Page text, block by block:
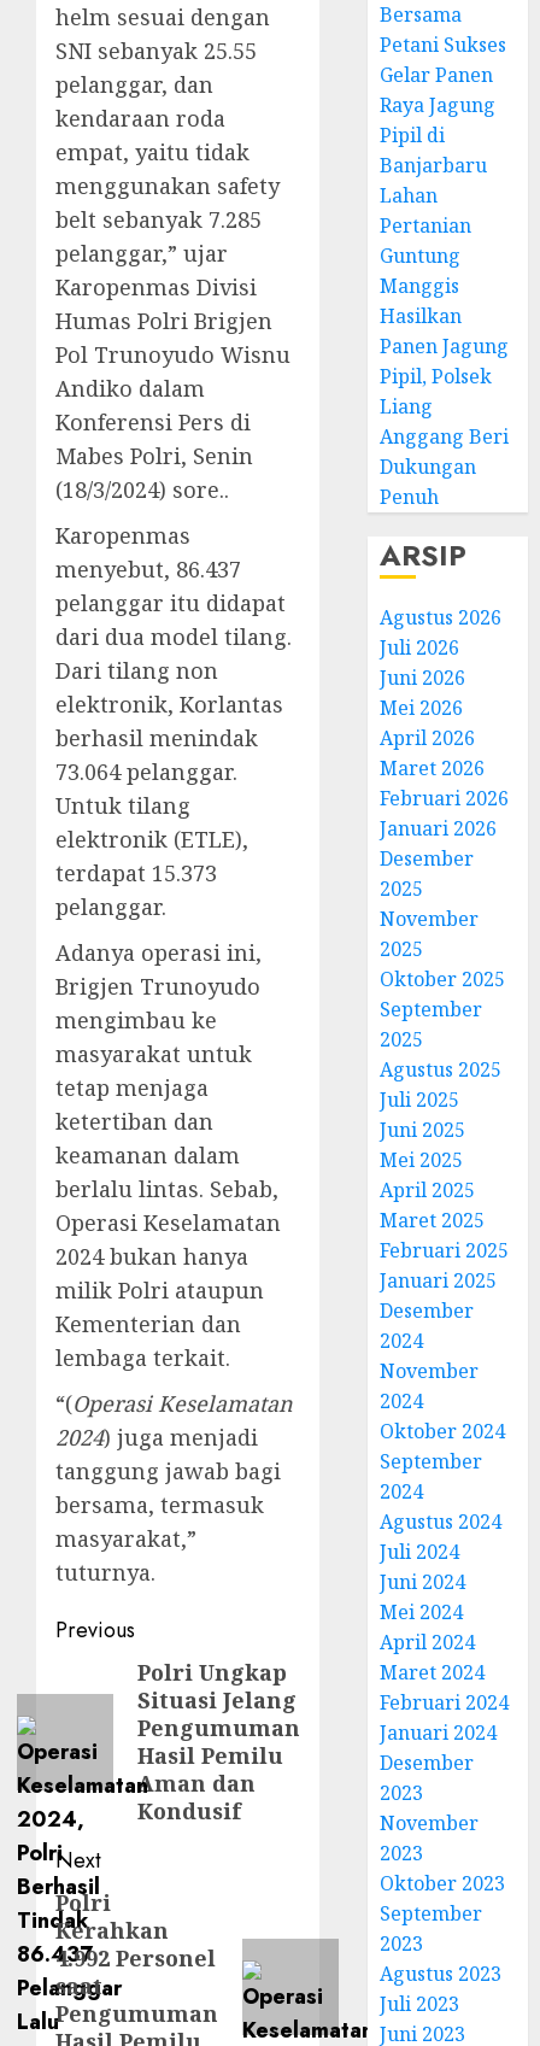
helm sesuai dengan
SNI sebanyak 25.55
pelanggar, dan
kendaraan roda
empat, yaitu tidak
menggunakan safety
belt sebanyak 7.285
pelanggar,” ujar
Karopenmas Divisi
Humas Polri Brigjen
Pol Trunoyudo Wisnu
Andiko dalam
Konferensi Pers di
Mabes Polri, Senin
(18/3/2024) sore..
Karopenmas
menyebut, 86.437
pelanggar itu didapat
dari dua model tilang.
Dari tilang non
elektronik, Korlantas
berhasil menindak
73.064 pelanggar.
Untuk tilang
elektronik (ETLE),
terdapat 15.373
pelanggar.
Adanya operasi ini,
Brigjen Trunoyudo
mengimbau ke
masyarakat untuk
tetap menjaga
ketertiban dan
keamanan dalam
berlalu lintas. Sebab,
Operasi Keselamatan
2024 bukan hanya
milik Polri ataupun
Kementerian dan
lembaga terkait.
“(Operasi Keselamatan
2024) juga menjadi
tanggung jawab bagi
bersama, termasuk
masyarakat,”
tuturnya.
Previous
Polri Ungkap
Situasi Jelang
Pengumuman
Hasil Pemilu
Aman dan
Kondusif
Next
Polri
Kerahkan
4.992 Personel
saat
Pengumuman
Bersama
Petani Sukses
Gelar Panen
Raya Jagung
Pipil di
Banjarbaru
Lahan
Pertanian
Guntung
Manggis
Hasilkan
Panen Jagung
Pipil, Polsek
Liang
Anggang Beri
Dukungan
Penuh
ARSIP
Agustus 2026
Juli 2026
Juni 2026
Mei 2026
April 2026
Maret 2026
Februari 2026
Januari 2026
Desember
2025
November
2025
Oktober 2025
September
2025
Agustus 2025
Juli 2025
Juni 2025
Mei 2025
April 2025
Maret 2025
Februari 2025
Januari 2025
Desember
2024
November
2024
Oktober 2024
September
2024
Agustus 2024
Juli 2024
Juni 2024
Mei 2024
April 2024
Maret 2024
Februari 2024
Januari 2024
Desember
2023
November
2023
Oktober 2023
September
2023
Agustus 2023
Juli 2023
Juni 2023